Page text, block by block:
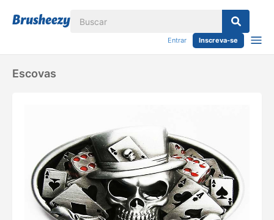
Entrar Inscreva-se
Escovas